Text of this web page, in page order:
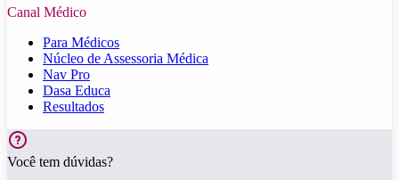
Canal Médico
Para Médicos
Núcleo de Assessoria Médica
Nav Pro
Dasa Educa
Resultados
Você tem dúvidas?